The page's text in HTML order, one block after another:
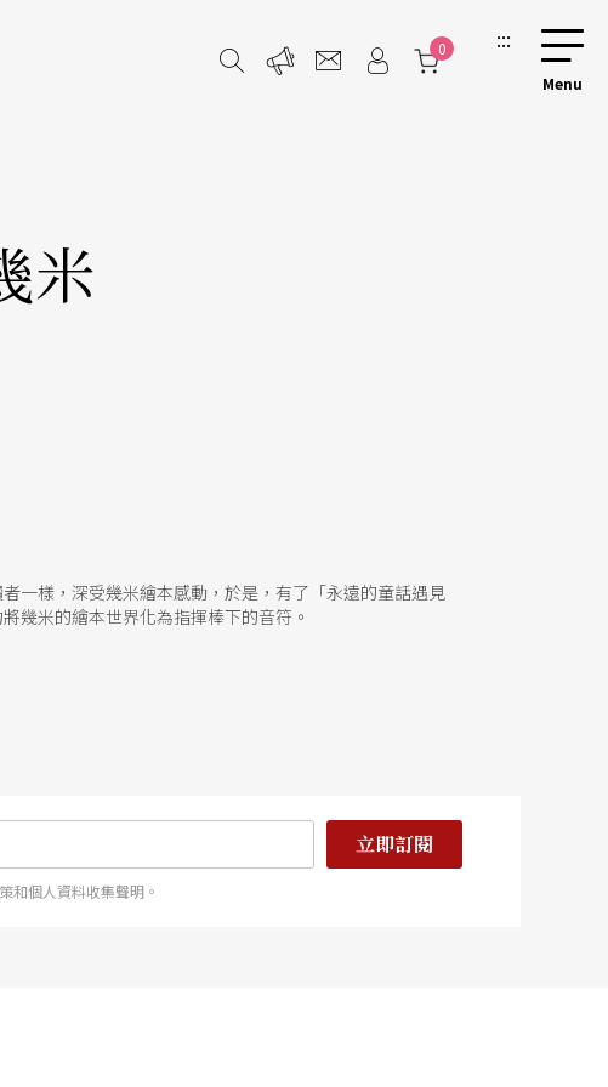
0 :::
米
一樣，深受幾米繪本感動，於是，有了「永遠的童話遇見
幾米的繪本世界化為指揮棒下的音符。
立即訂閱
和個人資料收集聲明。